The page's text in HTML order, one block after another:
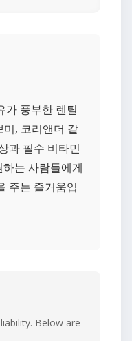
가 풍부한 렌틸
, 코리앤더 같
과 필수 비타민
는 사람들에게
주는 즐거움입
Below are